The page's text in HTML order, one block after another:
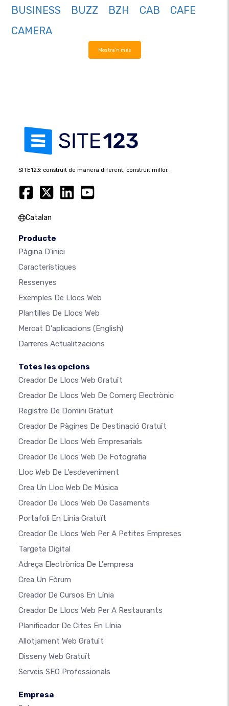
BUSINESS
BUZZ BZH CAB
CAFE
CAMERA
Mostra'n més
SITE123: construït de manera diferent, construït millor.
Catalan
Producte
Pàgina D'inici
Característiques
Ressenyes
Exemples De Llocs Web
Plantilles De Llocs Web
Mercat D'aplicacions (English)
Darreres Actualitzacions
Totes les opcions
Creador De Llocs Web Gratuït
Creador De Llocs Web De Comerç Electrònic
Registre De Domini Gratuït
Creador De Pàgines De Destinació Gratuït
Creador De Llocs Web Empresarials
Creador De Llocs Web De Fotografia
Lloc Web De L'esdeveniment
Crea Un Lloc Web De Música
Creador De Llocs Web De Casaments
Portafoli En Línia Gratuït
Creador De Llocs Web Per A Petites Empreses
Targeta Digital
Adreça Electrònica De L'empresa
Crea Un Fòrum
Creador De Cursos En Línia
Creador De Llocs Web Per A Restaurants
Planificador De Cites En Línia
Allotjament Web Gratuït
Disseny Web Gratuït
Serveis SEO Professionals
Empresa